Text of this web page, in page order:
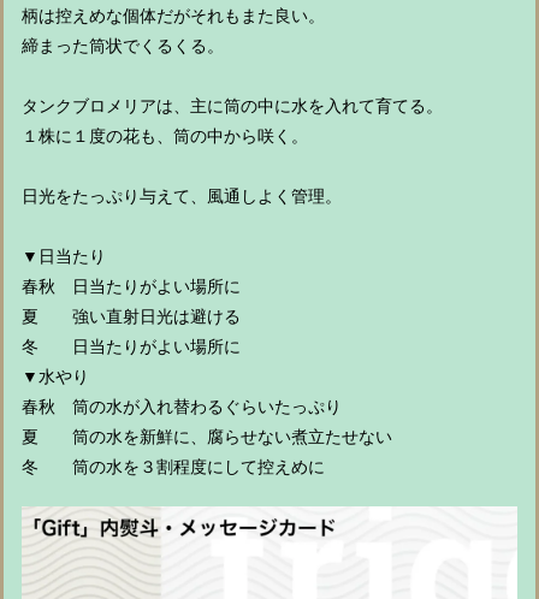
柄は控えめな個体だがそれもまた良い。
締まった筒状でくるくる。
タンクブロメリアは、主に筒の中に水を入れて育てる。
１株に１度の花も、筒の中から咲く。
日光をたっぷり与えて、風通しよく管理。
▼日当たり
春秋 日当たりがよい場所に
夏 強い直射日光は避ける
冬 日当たりがよい場所に
▼水やり
春秋 筒の水が入れ替わるぐらいたっぷり
夏 筒の水を新鮮に、腐らせない煮立たせない
冬 筒の水を３割程度にして控えめに